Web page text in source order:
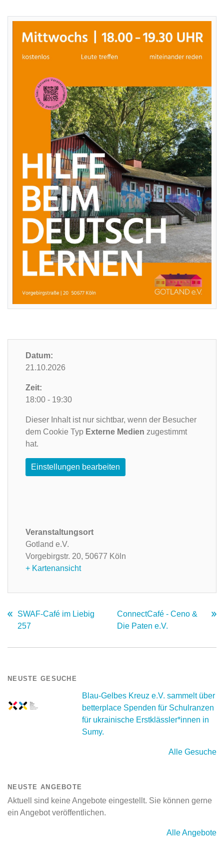
Datum:
21.10.2026
Zeit:
18:00 - 19:30
Dieser Inhalt ist nur sichtbar, wenn der Besucher
dem Cookie Typ Externe Medien zugestimmt
hat.
Einstellungen bearbeiten
Veranstaltungsort
Gotland e.V.
Vorgebirgstr. 20, 50677 Köln
+ Kartenansicht
SWAF-Café im Liebig
257
ConnectCafé - Ceno &
Die Paten e.V.
NEUSTE GESUCHE
Blau-Gelbes Kreuz e.V. sammelt über
betterplace Spenden für Schulranzen
für ukrainische Erstklässler*innen in
Sumy.
Alle Gesuche
NEUSTE ANGEBOTE
Aktuell sind keine Angebote eingestellt. Sie können gerne
ein Angebot veröffentlichen.
Alle Angebote